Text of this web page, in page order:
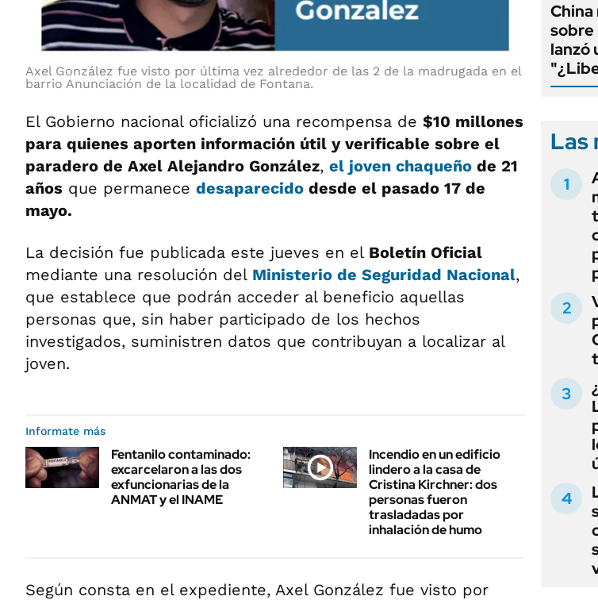
Axel González fue visto por última vez alrededor de las 2 de la madrugada en el
barrio Anunciación de la localidad de Fontana.
El Gobierno nacional oficializó una recompensa de $10 millones
para quienes aporten información útil y verificable sobre el
paradero de Axel Alejandro González, el joven chaqueño de 21
años que permanece desaparecido desde el pasado 17 de
mayo.
La decisión fue publicada este jueves en el Boletín Oficial
mediante una resolución del Ministerio de Seguridad Nacional,
que establece que podrán acceder al beneficio aquellas
personas que, sin haber participado de los hechos
investigados, suministren datos que contribuyan a localizar al
joven.
Informate más
Fentanilo contaminado:
excarcelaron a las dos
exfuncionarias de la
ANMAT y el INAME
Incendio en un edificio
lindero a la casa de
Cristina Kirchner: dos
personas fueron
trasladadas por
inhalación de humo
Según consta en el expediente, Axel González fue visto por
sobre
lanzó
Las